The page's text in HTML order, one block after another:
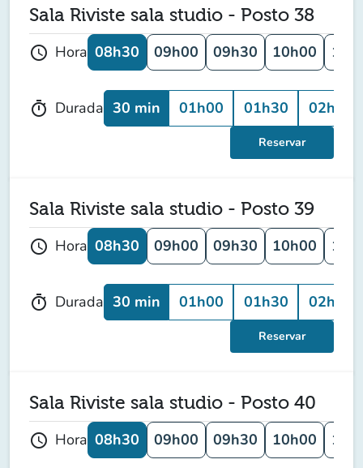
Sala Riviste sala studio - Posto 38
schedule Hora 08h30 09h00 09h30 10h00
timer Durada 30 min 01h00 01h30 02h00
Reservar
Sala Riviste sala studio - Posto 39
schedule Hora 08h30 09h00 09h30 10h00
timer Durada 30 min 01h00 01h30 02h00
Reservar
Sala Riviste sala studio - Posto 40
schedule Hora 08h30 09h00 09h30 10h00